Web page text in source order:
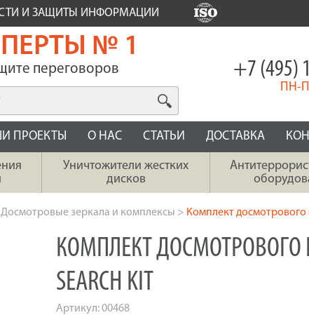
И ЗАЩИТЫ ИНФОРМАЦИИ
№ 1
переговоров +7 (495)
ПН-
ПРОЕКТЫ О НАС СТАТЬИ ДОСТАВКА
Уничтожители жестких
дисков
Досмотровые зеркала и комплексы > Комплект досмотрового
КОМПЛЕКТ ДОСМОТРОВОГО
SEARCH KIT
Артикул:00468